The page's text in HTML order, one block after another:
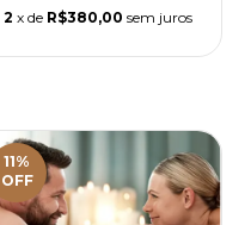
2 x de R$380,00 sem juros
11%
OFF